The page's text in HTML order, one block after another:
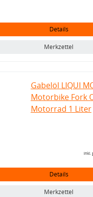
Details
Merkzettel
Gabelöl LIQUI
Motorbike Fork
Motorrad 1 Liter
inkl.
Details
Merkzettel